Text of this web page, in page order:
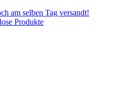
am selben Tag versandt!
Produkte